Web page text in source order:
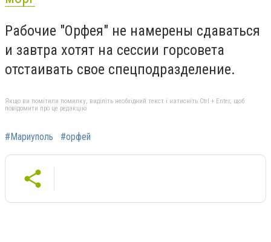
Рабочие "Орфея" не намерены сдаваться
и завтра хотят на сессии горсовета
отстаивать свое спецподразделение.
Якщо ви помітили помилку, виділіть необхідний текст і натисніть Ctrl + Enter, щоб
повідомити про це редакцію
#Мариуполь #орфей